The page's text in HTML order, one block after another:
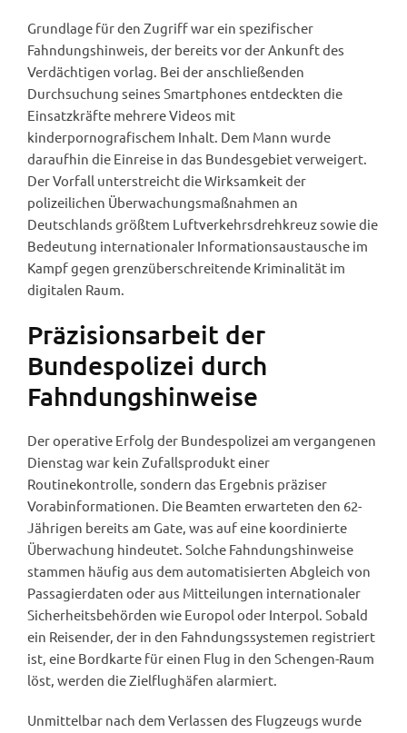
Grundlage für den Zugriff war ein spezifischer
Fahndungshinweis, der bereits vor der Ankunft des
Verdächtigen vorlag. Bei der anschließenden
Durchsuchung seines Smartphones entdeckten die
Einsatzkräfte mehrere Videos mit
kinderpornografischem Inhalt. Dem Mann wurde
daraufhin die Einreise in das Bundesgebiet verweigert.
Der Vorfall unterstreicht die Wirksamkeit der
polizeilichen Überwachungsmaßnahmen an
Deutschlands größtem Luftverkehrsdrehkreuz sowie die
Bedeutung internationaler Informationsaustausche im
Kampf gegen grenzüberschreitende Kriminalität im
digitalen Raum.
Präzisionsarbeit der
Bundespolizei durch
Fahndungshinweise
Der operative Erfolg der Bundespolizei am vergangenen
Dienstag war kein Zufallsprodukt einer
Routinekontrolle, sondern das Ergebnis präziser
Vorabinformationen. Die Beamten erwarteten den 62-
Jährigen bereits am Gate, was auf eine koordinierte
Überwachung hindeutet. Solche Fahndungshinweise
stammen häufig aus dem automatisierten Abgleich von
Passagierdaten oder aus Mitteilungen internationaler
Sicherheitsbehörden wie Europol oder Interpol. Sobald
ein Reisender, der in den Fahndungssystemen registriert
ist, eine Bordkarte für einen Flug in den Schengen-Raum
löst, werden die Zielflughäfen alarmiert.
Unmittelbar nach dem Verlassen des Flugzeugs wurde